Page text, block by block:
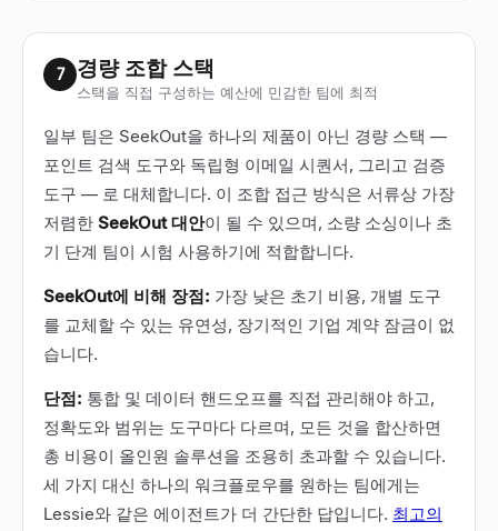
7 경량 조합 스택
스택을 직접 구성하는 예산에 민감한 팀에 최적
일부 팀은 SeekOut을 하나의 제품이 아닌 경량 스택 —
포인트 검색 도구와 독립형 이메일 시퀀서, 그리고 검증
도구 — 로 대체합니다. 이 조합 접근 방식은 서류상 가장
저렴한 SeekOut 대안이 될 수 있으며, 소량 소싱이나 초
기 단계 팀이 시험 사용하기에 적합합니다.
SeekOut에 비해 장점: 가장 낮은 초기 비용, 개별 도구
를 교체할 수 있는 유연성, 장기적인 기업 계약 잠금이 없
습니다.
단점: 통합 및 데이터 핸드오프를 직접 관리해야 하고,
정확도와 범위는 도구마다 다르며, 모든 것을 합산하면
총 비용이 올인원 솔루션을 조용히 초과할 수 있습니다.
세 가지 대신 하나의 워크플로우를 원하는 팀에게는
Lessie와 같은 에이전트가 더 간단한 답입니다. 최고의